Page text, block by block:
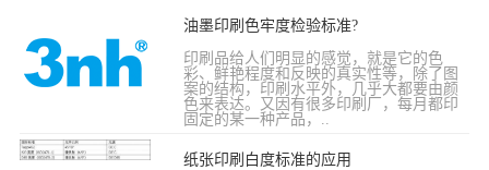
油墨印刷色牢度检验标准?
印刷品给人们明显的感觉，就是它的色
彩、鲜艳程度和反映的真实性等，除了图
案的结构，印刷水平外，几乎大都要由颜
色来表达。又因有很多印刷厂，每月都印
固定的某一种产品，..
纸张印刷白度标准的应用